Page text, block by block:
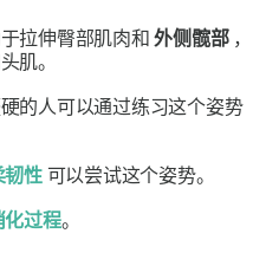
拉伸臀部肌肉和外侧髋部，
肌。
的人可以通过练习这个姿势
韧性可以尝试这个姿势。
化过程。